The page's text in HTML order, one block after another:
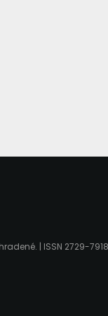
| ISSN 2729-7918